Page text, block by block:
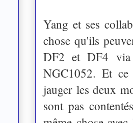
Yang et ses
chose qu'ils
DF2 et DF4 via
NGC1052. Et ce
jauger les deux
sont pas